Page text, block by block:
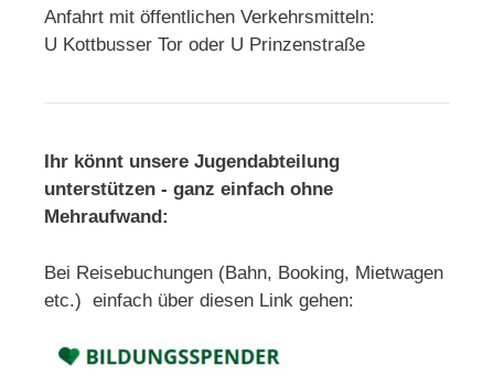
Anfahrt mit öffentlichen Verkehrsmitteln:
U Kottbusser Tor oder U Prinzenstraße
Ihr könnt unsere Jugendabteilung
unterstützen - ganz einfach ohne
Mehraufwand:
Bei Reisebuchungen (Bahn, Booking, Mietwagen
etc.) einfach über diesen Link gehen: